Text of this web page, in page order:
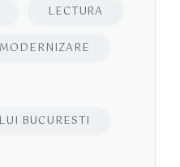
LECTURA
MODERNIZARE
BUCURESTI